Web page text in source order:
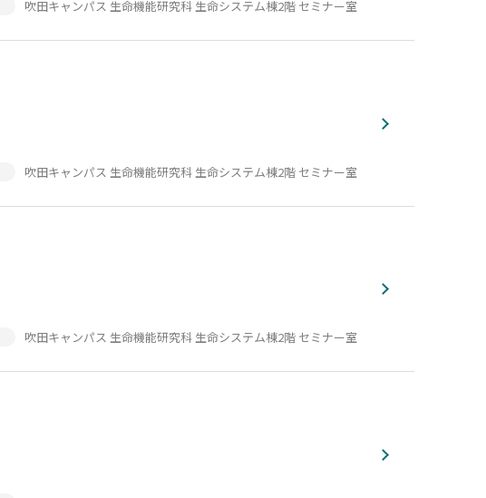
吹田キャンパス 生命機能研究科 生命システム棟2階 セミナー室
吹田キャンパス 生命機能研究科 生命システム棟2階 セミナー室
吹田キャンパス 生命機能研究科 生命システム棟2階 セミナー室